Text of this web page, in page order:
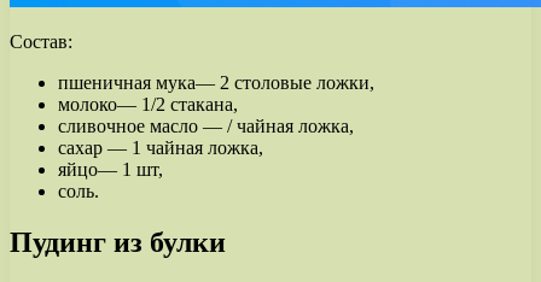
Состав:
пшеничная мука— 2 столовые ложки,
молоко— 1/2 стакана,
сливочное масло — / чайная ложка,
сахар — 1 чайная ложка,
яйцо— 1 шт,
соль.
Пудинг из булки